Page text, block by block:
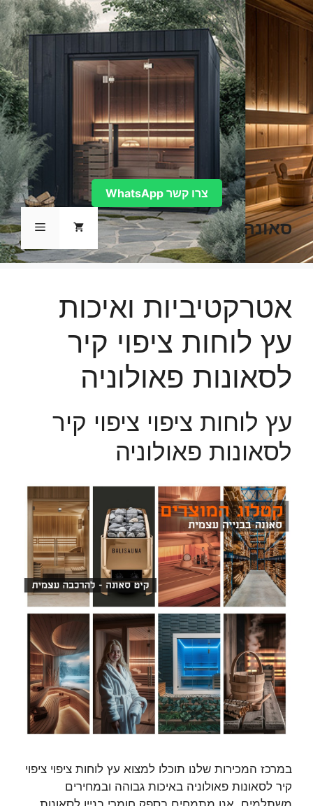
לדלג
לתוכן
סאונה תפריט
צרו קשר WhatsApp
אטרקטיביות ואיכות
עץ לוחות ציפוי קיר
לסאונות פאולוניה
עץ לוחות ציפוי ציפוי קיר
לסאונות פאולוניה
במרכז המכירות שלנו תוכלו למצוא עץ לוחות ציפוי ציפוי
קיר לסאונות פאולוניה באיכות גבוהה ובמחירים